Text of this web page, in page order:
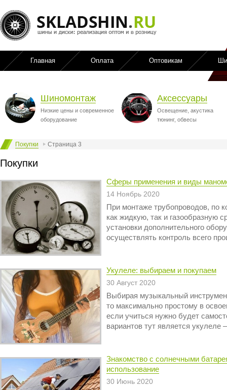
Главная Оплата Оптовикам
Шиномонтаж
Низкие цены и современное
оборудование
Аксессуары
Освещение, акустика
тюнинг, обвесы
Покупки Страница 3
Покупки
Сферы применения и виды
14 Ноябрь 2020
При монтаже трубопроводов, по
как жидкую, так и газообразную
установки дополнительного
осуществлять контроль всего
Укулеле: выбираем и покупаем
30 Август 2020
Выбирая музыкальный
то максимально простому в
если учиться нужно будет
вариантов тут является укулеле
Знакомство с солнечными
использование
30 Июнь 2020